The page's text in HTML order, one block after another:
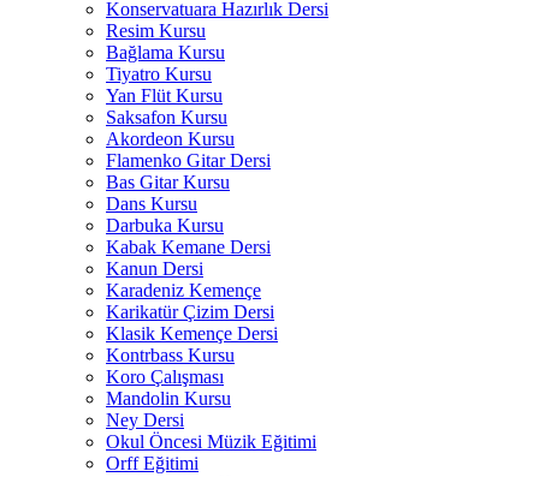
Konservatuara Hazırlık Dersi
Resim Kursu
Bağlama Kursu
Tiyatro Kursu
Yan Flüt Kursu
Saksafon Kursu
Akordeon Kursu
Flamenko Gitar Dersi
Bas Gitar Kursu
Dans Kursu
Darbuka Kursu
Kabak Kemane Dersi
Kanun Dersi
Karadeniz Kemençe
Karikatür Çizim Dersi
Klasik Kemençe Dersi
Kontrbass Kursu
Koro Çalışması
Mandolin Kursu
Ney Dersi
Okul Öncesi Müzik Eğitimi
Orff Eğitimi